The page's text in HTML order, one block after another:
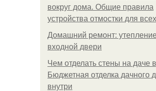
вокруг дома. Общие правила
устройства отмостки для
Домашний ремонт: утепление
входной двери
Чем отделать стены на даче
Бюджетная отделка дачного
внутри